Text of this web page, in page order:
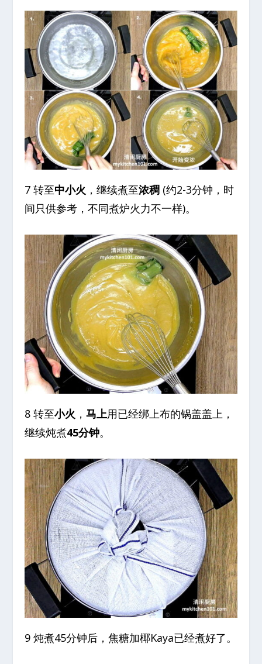
7 转至中小火 ，继续煮至浓稠 (约2-3分钟，时
间只供参考，不同煮炉火力不一样)。
8 转至小火 ，马上用已经绑上布的锅盖盖上，
继续炖煮45分钟。
9 炖煮45分钟后，焦糖加椰Kaya已经煮好了。